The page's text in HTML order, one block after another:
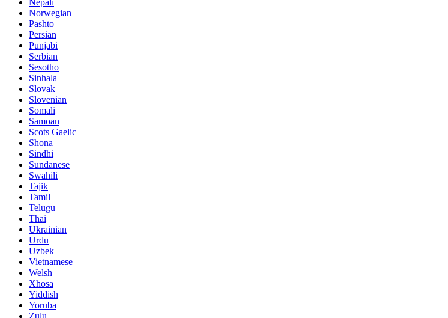
Norwegian
Pashto
Persian
Punjabi
Serbian
Sesotho
Sinhala
Slovak
Slovenian
Somali
Samoan
Scots Gaelic
Shona
Sindhi
Sundanese
Swahili
Tajik
Tamil
Telugu
Thai
Ukrainian
Urdu
Uzbek
Vietnamese
Welsh
Xhosa
Yiddish
Yoruba
Zulu